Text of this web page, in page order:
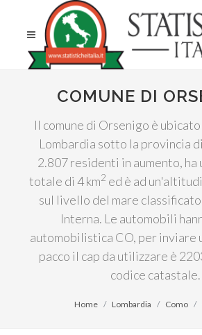
COMUNE DI
Il comune di Orsenigo è
Lombardia sotto la provincia
2.807 residenti in aumento, ha
totale di 4 km2 ed è ad
sul livello del mare
Interna. Le automobili
automobilistica CO, per inviare
pacco il cap da utilizzare è
codice catastale.
Home Lombardia Como